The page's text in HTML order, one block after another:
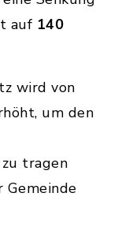
auf 140
wird von
um den
tragen